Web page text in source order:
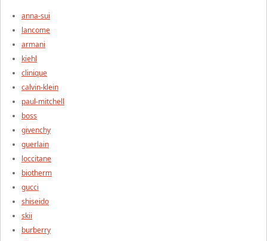
anna-sui
lancome
armani
kiehl
clinique
calvin-klein
paul-mitchell
boss
givenchy
guerlain
loccitane
biotherm
gucci
shiseido
skii
burberry